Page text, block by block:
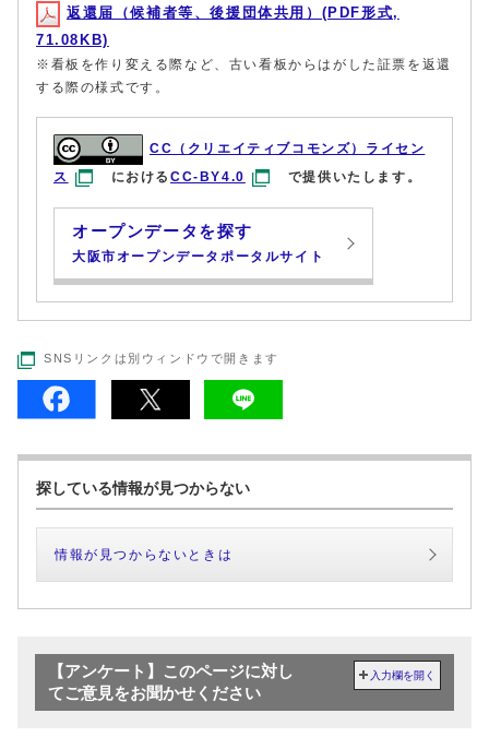
返還届（候補者等、後援団体共用）(PDF形式,
71.08KB)
※看板を作り変える際など、古い看板からはがした証票を返還
する際の様式です。
CC（クリエイティブコモンズ）ライセン
ス
におけるCC-BY4.0 で提供いたします。
オープンデータを探す
大阪市オープンデータポータルサイト
SNSリンクは別ウィンドウで開きます
探している情報が見つからない
情報が見つからないときは
【アンケート】このページに対し
てご意見をお聞かせください
入力欄を開く